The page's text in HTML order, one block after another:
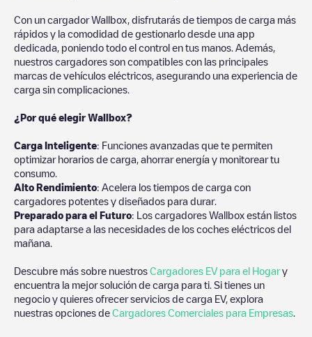
Con un cargador Wallbox, disfrutarás de tiempos de carga más
rápidos y la comodidad de gestionarlo desde una app
dedicada, poniendo todo el control en tus manos. Además,
nuestros cargadores son compatibles con las principales
marcas de vehículos eléctricos, asegurando una experiencia de
carga sin complicaciones.
¿Por qué elegir Wallbox?
Carga Inteligente: Funciones avanzadas que te permiten
optimizar horarios de carga, ahorrar energía y monitorear tu
consumo.
Alto Rendimiento: Acelera los tiempos de carga con
cargadores potentes y diseñados para durar.
Preparado para el Futuro: Los cargadores Wallbox están listos
para adaptarse a las necesidades de los coches eléctricos del
mañana.
Descubre más sobre nuestros Cargadores EV para el Hogary
encuentra la mejor solución de carga para ti. Si tienes un
negocio y quieres ofrecer servicios de carga EV, explora
nuestras opciones de Cargadores Comerciales para Empresas